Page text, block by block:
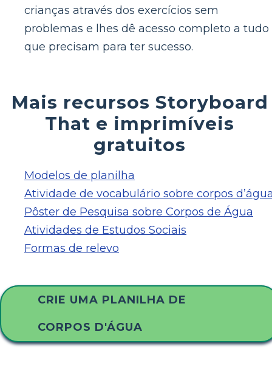
crianças através dos exercícios sem
problemas e lhes dê acesso completo a tudo
que precisam para ter sucesso.
Mais recursos Storyboard
That e imprimíveis
gratuitos
Modelos de planilha
Atividade de vocabulário sobre corpos
Pôster de Pesquisa sobre Corpos de Água
Atividades de Estudos Sociais
Formas de relevo
CRIE UMA PLANILHA DE
CORPOS D'ÁGUA